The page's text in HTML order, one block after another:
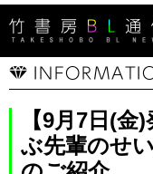
【9月7日(
ぶ先輩のせ